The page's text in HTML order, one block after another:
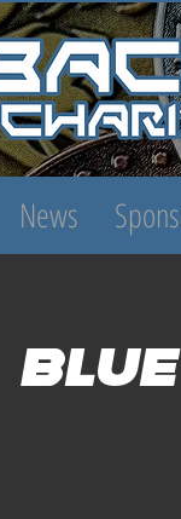
News